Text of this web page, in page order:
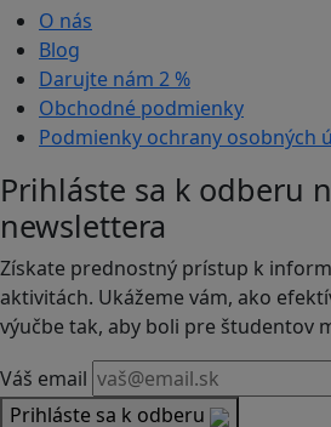
O nás
Blog
Darujte nám 2 %
Obchodné podmienky
Podmienky ochrany osobných
Prihláste sa k odberu
newslettera
Získate prednostný prístup k
aktivitách. Ukážeme vám, ako
výučbe tak, aby boli pre študentov
Váš email
Prihláste sa k odberu